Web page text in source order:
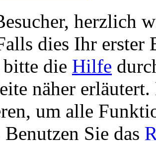
herzlich
dies Ihr erster
die Hilfe
näher
um alle
Sie das